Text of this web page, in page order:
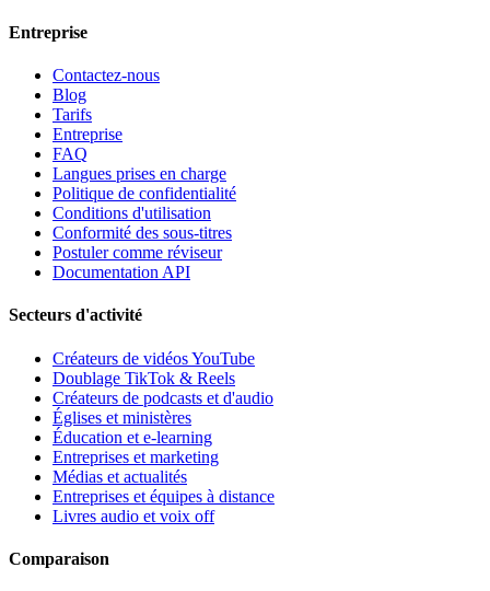
Entreprise
Contactez-nous
Blog
Tarifs
Entreprise
FAQ
Langues prises en charge
Politique de confidentialité
Conditions d'utilisation
Conformité des sous-titres
Postuler comme réviseur
Documentation API
Secteurs d'activité
Créateurs de vidéos YouTube
Doublage TikTok & Reels
Créateurs de podcasts et d'audio
Églises et ministères
Éducation et e-learning
Entreprises et marketing
Médias et actualités
Entreprises et équipes à distance
Livres audio et voix off
Comparaison